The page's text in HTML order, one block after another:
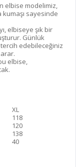
elbise modelimiz,
kumaşı sayesinde
elbiseye şık bir
Günlük
tercih edebileceğiniz
elbise,
XL
118
120
138
40